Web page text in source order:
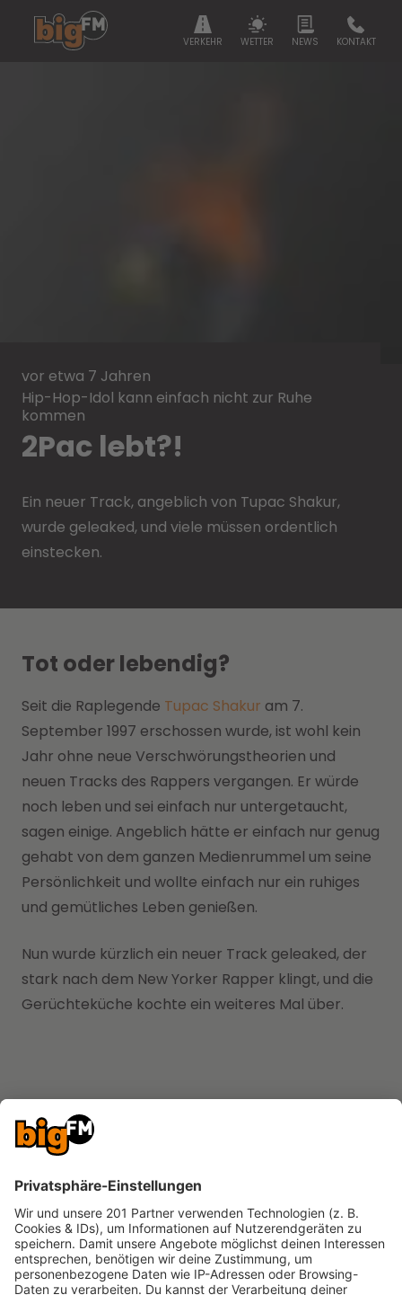
VERKEHR WETTER NEWS KONTAKT
vor etwa 7 Jahren
Hip-Hop-Idol kann einfach nicht zur Ruhe
kommen
2Pac lebt?!
Ein neuer Track, angeblich von Tupac Shakur,
wurde geleaked, und viele müssen ordentlich
einstecken.
Tot oder lebendig?
Seit die Raplegende Tupac Shakur am 7.
September 1997 erschossen wurde, ist wohl kein
Jahr ohne neue Verschwörungstheorien und
neuen Tracks des Rappers vergangen. Er würde
noch leben und sei einfach nur untergetaucht,
sagen einige. Angeblich hätte er einfach nur genug
gehabt von dem ganzen Medienrummel um seine
Persönlichkeit und wollte einfach nur ein ruhiges
und gemütliches Leben genießen.
Nun wurde kürzlich ein neuer Track geleaked, der
stark nach dem New Yorker Rapper klingt, und die
Gerüchteküche kochte ein weiteres Mal über.
Ist der Song wirklich von ihm?
Egal, was nun in Foren geschrieben und in Medien
berichtet wird. Fest steht auf jeden Fall nur eines,
und zwar, dass der Track nicht vorTupacs
vermeintlichem Tod vor fast 20 Jahren
entstanden sein kann. Es werden nämlich
haufenweise Rapper erwähnt, die überhaupt erst